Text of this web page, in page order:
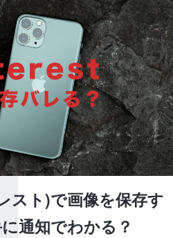
スト)で画像を保存す
通知でわかる？